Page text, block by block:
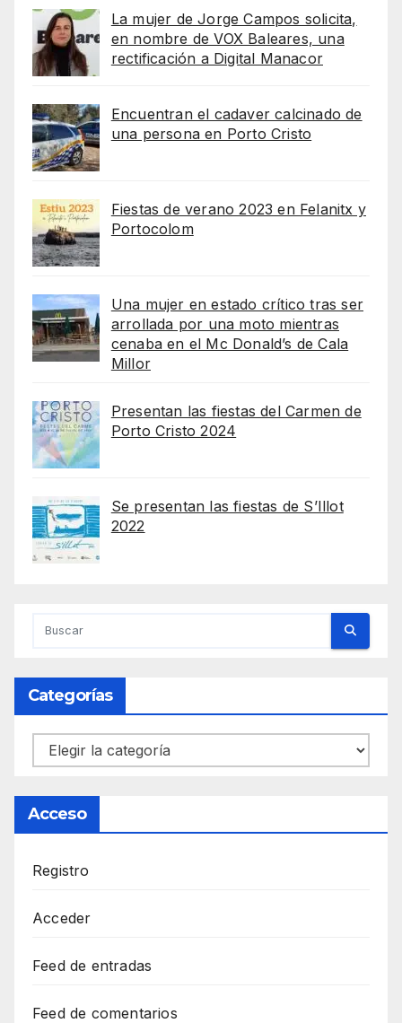
La mujer de Jorge Campos solicita,
en nombre de VOX Baleares, una
rectificación a Digital Manacor
Encuentran el cadaver calcinado de
una persona en Porto Cristo
Fiestas de verano 2023 en Felanitx y
Portocolom
Una mujer en estado crítico tras ser
arrollada por una moto mientras
cenaba en el Mc Donald’s de Cala
Millor
Presentan las fiestas del Carmen de
Porto Cristo 2024
Se presentan las fiestas de S’Illot
2022
Categorías
Categorías
Acceso
Registro
Acceder
Feed de entradas
Feed de comentarios